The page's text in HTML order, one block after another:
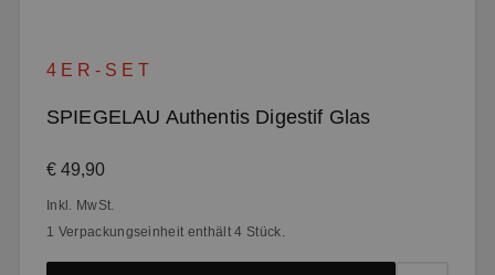
4ER-SET
SPIEGELAU Authentis Digestif Glas
Regulärer Preis:
€ 49,90
Inkl. MwSt.
1 Verpackungseinheit enthält 4 Stück.